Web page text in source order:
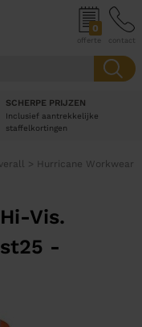
0
offerte contact
SCHERPE PRIJZEN
Inclusief aantrekkelijke
staffelkortingen
>
Hurricane Workwear
Vis.
-